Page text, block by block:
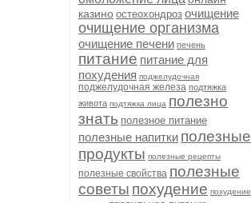
казино остеохондроз очищение
очищение организма
очищение печени печень
питание питание для
похудения поджелудочная
поджелудочная железа подтяжка
живота подтяжка лица полезно
знать полезное питание
полезные напитки полезные
продукты полезные рецепты
полезные свойства полезные
советы похудение похудение